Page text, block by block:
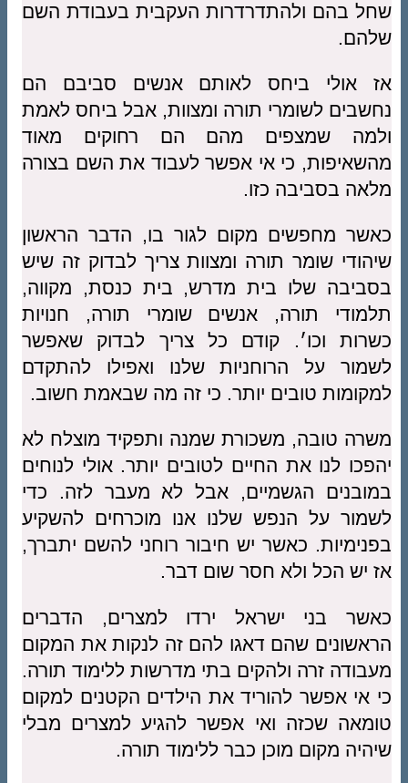
שחל בהם ולהתדרדרות העקבית בעבודת השם
שלהם.
אז אולי ביחס לאותם אנשים סביבם הם
נחשבים לשומרי תורה ומצוות, אבל ביחס לאמת
ולמה שמצפים מהם הם רחוקים מאוד
מהשאיפות, כי אי אפשר לעבוד את השם בצורה
מלאה בסביבה כזו.
כאשר מחפשים מקום לגור בו, הדבר הראשון
שיהודי שומר תורה ומצוות צריך לבדוק זה שיש
בסביבה שלו בית מדרש, בית כנסת, מקווה,
תלמודי תורה, אנשים שומרי תורה, חנויות
כשרות וכו׳. קודם כל צריך לבדוק שאפשר
לשמור על הרוחניות שלנו ואפילו להתקדם
למקומות טובים יותר. כי זה מה שבאמת חשוב.
משרה טובה, משכורת שמנה ותפקיד מוצלח לא
יהפכו לנו את החיים לטובים יותר. אולי לנוחים
במובנים הגשמיים, אבל לא מעבר לזה. כדי
לשמור על הנפש שלנו אנו מוכרחים להשקיע
בפנימיות. כאשר יש חיבור רוחני להשם יתברך,
אז יש הכל ולא חסר שום דבר.
כאשר בני ישראל ירדו למצרים, הדברים
הראשונים שהם דאגו להם זה לנקות את המקום
מעבודה זרה ולהקים בתי מדרשות ללימוד תורה.
כי אי אפשר להוריד את הילדים הקטנים למקום
טומאה שכזה ואי אפשר להגיע למצרים מבלי
שיהיה מקום מוכן כבר ללימוד תורה.